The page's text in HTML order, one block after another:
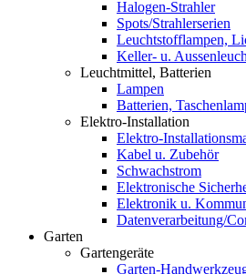
Halogen-Strahler
Spots/Strahlerserien
Leuchtstofflampen,
Keller- u.
Leuchtmittel, Batterien
Lampen
Batterien,
Elektro-Installation
Elektro-
Kabel u. Zubehör
Schwachstrom
Elektronische
Elektronik u.
Datenverarbeitung/
Garten
Gartengeräte
Garten-